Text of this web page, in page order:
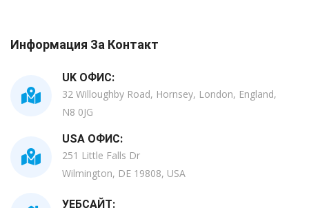
Информация За Контакт
UK ОФИС:
32 Willoughby Road, Hornsey, London, England,
N8 0JG
USA ОФИС:
251 Little Falls Dr
Wilmington, DE 19808, USA
УЕБСАЙТ: